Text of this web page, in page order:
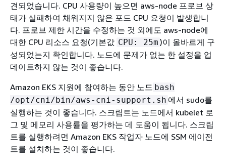
견되었습니다. CPU 사용량이 높으면 aws-node 프로브 상
태가 실패하여 채워지지 않은 포드 CPU 요청이 발생합니
다. 프로브 제한 시간을 수정하는 것 외에도 aws-node에
대한 CPU 리소스 요청(기본값 CPU: 25m )이 올바르게 구
성되었는지 확인합니다. 노드에 문제가 없는 한 설정을 업
데이트하지 않는 것이 좋습니다.
Amazon EKS 지원에 참여하는 동안 노드 bash
/opt/cni/bin/aws-cni-support.sh 에서 sudo를
실행하는 것이 좋습니다. 스크립트는 노드에서 kubelet 로
그 및 메모리 사용률을 평가하는 데 도움이 됩니다. 스크립
트를 실행하려면 Amazon EKS 작업자 노드에 SSM 에이전
트를 설치하는 것이 좋습니다.